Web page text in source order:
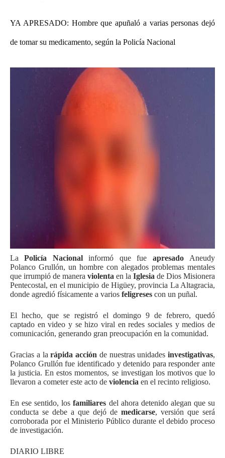
YA APRESADO: Hombre que apuñaló a varias personas dejó
de tomar su medicamento, según la Policía Nacional
LaPolicía Nacionalinformó que fue apresadoAneudy
Polanco Grullón, un hombre con alegados problemas mentales
que irrumpió de manera violenta en la Iglesia de Dios Misionera
Pentecostal, en el municipio de Higüey, provincia La Altagracia,
donde agredió físicamente a varios feligreses con un puñal.
El hecho, que se registró el domingo 9 de febrero, quedó
captado en video y se hizo viral en redes sociales y medios de
comunicación, generando gran preocupación en la comunidad.
Gracias a larápida acción de nuestras unidades investigativas,
Polanco Grullón fue identificado y detenido para responder ante
la justicia. En estos momentos, se investigan los motivos que lo
llevaron a cometer este acto de violencia en el recinto religioso.
En ese sentido, losfamiliares del ahora detenido alegan que su
conducta se debe a que dejó de medicarse, versión que será
corroborada por el Ministerio Público durante el debido proceso
de investigación.
DIARIO LIBRE